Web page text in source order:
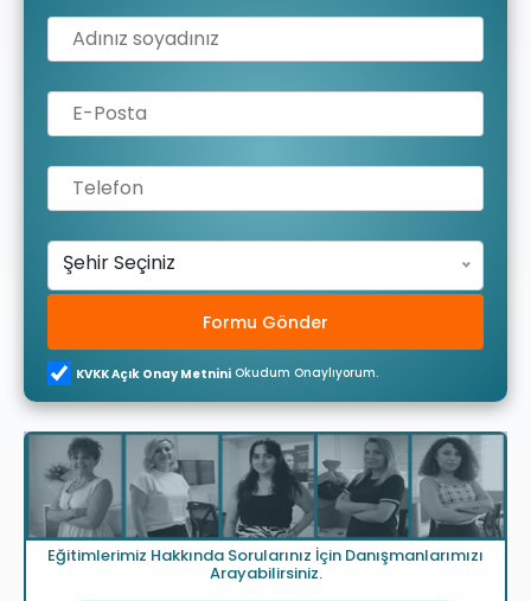
Şehir Seçiniz
Formu Gönder
KVKK Açık Onay Metnini Okudum Onaylıyorum.
Eğitimlerimiz Hakkında Sorularınız İçin Danışmanlarımızı
Arayabilirsiniz.